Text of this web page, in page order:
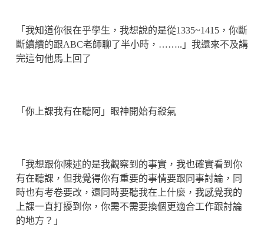
「我知道你很在乎學生，我想說的是從1335~1415，你斷
斷續續的跟ABC老師聊了半小時，……..」我還來不及講
完這句他馬上回了
「你上課我有在聽阿」眼神開始有殺氣
「我想跟你陳述的是我觀察到的事實，我也確實看到你
有在聽課，但我覺得你有重要的事情要跟同事討論，同
時也有考卷要改，還同時要聽我在上什麼，我感覺我的
上課一直打擾到你，你需不需要換個更適合工作跟討論
的地方？」